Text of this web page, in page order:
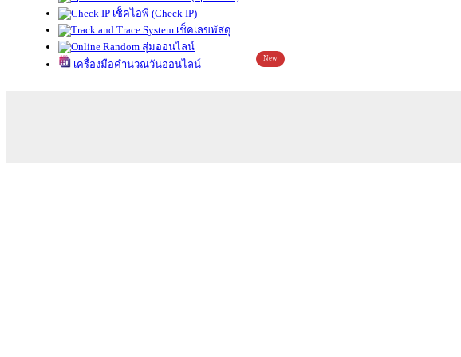
เช็คไอพี (Check IP)
เช็คเลขพัสดุ
สุ่มออนไลน์
เครื่องมือคำนวณวันออนไลน์
New